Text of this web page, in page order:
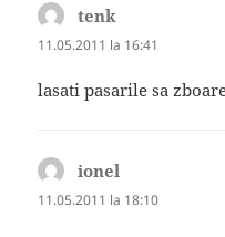
tenk
11.05.2011 la 16:41
lasati pasarile sa
ionel
11.05.2011 la 18:10